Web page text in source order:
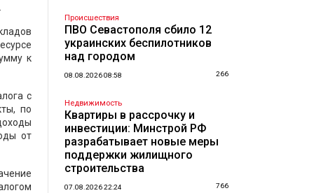
к
с
по
от
Происшествия
ПВО Севастополя сбило 12
украинских беспилотников
над городом
08.08.2026 08:58 266
Недвижимость
Квартиры в рассрочку и
инвестиции: Минстрой РФ
разрабатывает новые меры
поддержки жилищного
строительства
07.08.2026 22:24 766